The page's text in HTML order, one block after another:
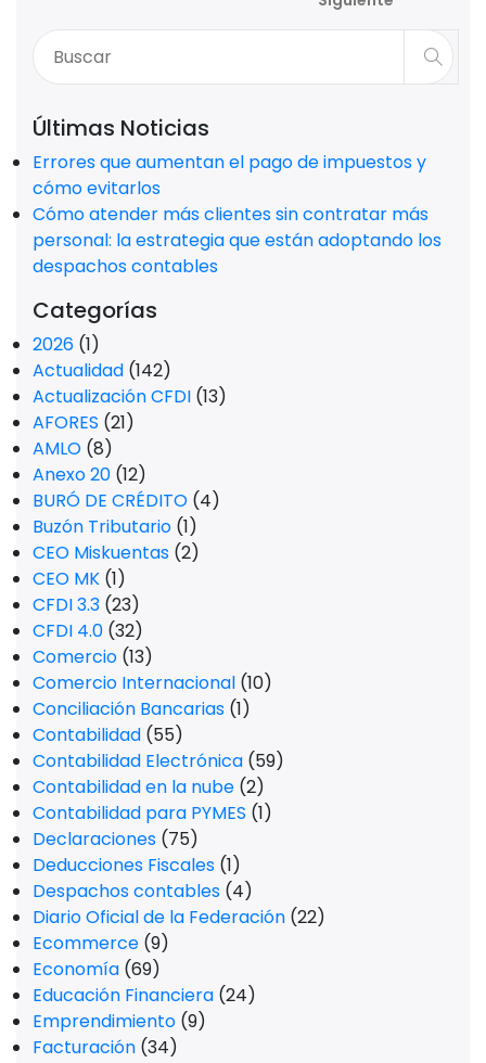
Últimas Noticias
Errores que aumentan el pago de impuestos y
cómo evitarlos
Cómo atender más clientes sin contratar más
personal: la estrategia que están adoptando los
despachos contables
Categorías
2026 (1)
Actualidad (142)
Actualización CFDI (13)
AFORES (21)
AMLO (8)
Anexo 20 (12)
BURÓ DE CRÉDITO (4)
Buzón Tributario (1)
CEO Miskuentas (2)
CEO MK (1)
CFDI 3.3 (23)
CFDI 4.0 (32)
Comercio (13)
Comercio Internacional (10)
Conciliación Bancarias (1)
Contabilidad (55)
Contabilidad Electrónica (59)
Contabilidad en la nube (2)
Contabilidad para PYMES (1)
Declaraciones (75)
Deducciones Fiscales (1)
Despachos contables (4)
Diario Oficial de la Federación (22)
Ecommerce (9)
Economía (69)
Educación Financiera (24)
Emprendimiento (9)
Facturación (34)